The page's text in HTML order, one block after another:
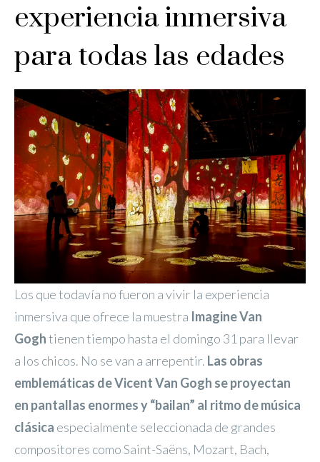
experiencia inmersiva
para todas las edades
Los que todavía no fueron a vivir la experiencia
inmersiva que ofrece la muestra Imagine Van
Goghtienen tiempo hasta el domingo 31 para llevar
a los chicos. No se van a arrepentir. Las obras
emblemáticas de Vicent Van Gogh se proyectan
en pantallas enormes y “bailan” al ritmo de música
clásica especialmente seleccionada de grandes
compositores como Saint-Saëns, Mozart, Bach,